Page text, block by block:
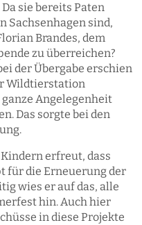
sie bereits Paten
Sachsenhagen sind,
Brandes, dem
zu überreichen?
der Übergabe erschien
Wildtierstation
Angelegenheit
Das sorgte bei den
erfreut, dass
für die Erneuerung der
wies er auf das, alle
hin. Auch hier
in diese Projekte